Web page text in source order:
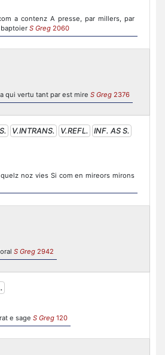
a contenz A presse, par millers, par
S Greg 2060
qui vertu tant par est mire S Greg 2376
V.INTRANS. V.REFL.
INF. AS S.
noz vies Si com en mireors mirons
S Greg 2942
e sage S Greg 120